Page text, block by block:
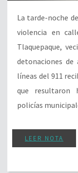
La tarde-noche
violencia en
Tlaquepaque,
detonaciones
líneas del 911
que resultaron
policías
LEER NOTA